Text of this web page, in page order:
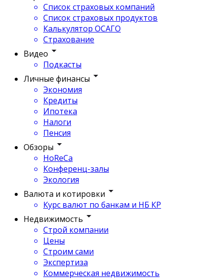
Список страховых компаний
Список страховых продуктов
Калькулятор ОСАГО
Страхование
Видео
Подкасты
Личные финансы
Экономия
Кредиты
Ипотека
Налоги
Пенсия
Обзоры
HoReCa
Конференц-залы
Экология
Валюта и котировки
Курс валют по банкам и НБ КР
Недвижимость
Строй компании
Цены
Строим сами
Экспертиза
Коммерческая недвижимость